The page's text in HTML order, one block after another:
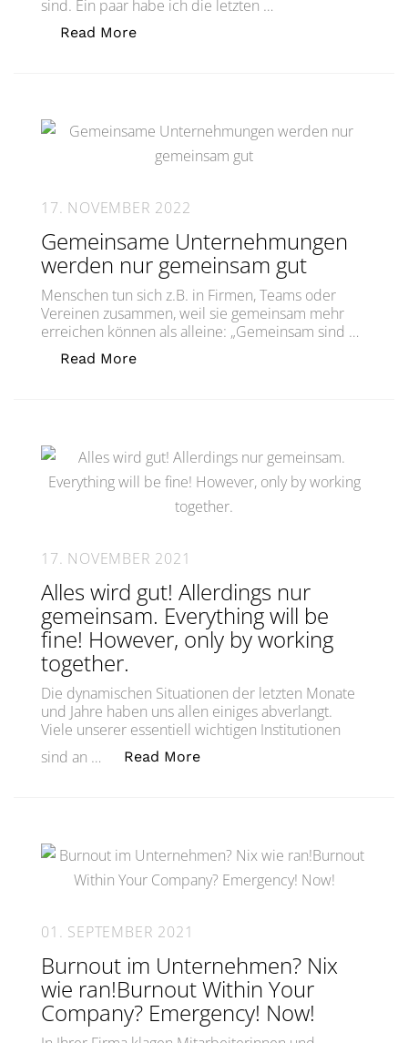
sind. Ein paar habe ich die letzten …
Read More„Tooling #4: Die gute alte Augenhöhe“
17. NOVEMBER 2022
Gemeinsame Unternehmungen
werden nur gemeinsam gut
Menschen tun sich z.B. in Firmen, Teams oder
Vereinen zusammen, weil sie gemeinsam mehr
erreichen können als alleine: „Gemeinsam sind …
Read More„Gemeinsame Unternehmungen
17. NOVEMBER 2021
Alles wird gut! Allerdings nur
gemeinsam. Everything will be
fine! However, only by working
together.
Die dynamischen Situationen der letzten Monate
und Jahre haben uns allen einiges abverlangt.
Viele unserer essentiell wichtigen Institutionen
sind an …
Read More„Alles wird gut! Allerdings
01. SEPTEMBER 2021
Burnout im Unternehmen? Nix
wie ran!Burnout Within Your
Company? Emergency! Now!